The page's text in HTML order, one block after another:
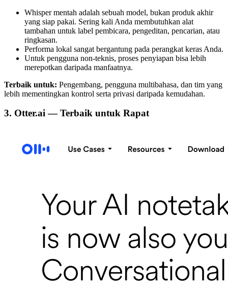
Whisper mentah adalah sebuah model, bukan produk akhir
yang siap pakai. Sering kali Anda membutuhkan alat
tambahan untuk label pembicara, pengeditan, pencarian, atau
ringkasan.
Performa lokal sangat bergantung pada perangkat keras Anda.
Untuk pengguna non-teknis, proses penyiapan bisa lebih
merepotkan daripada manfaatnya.
Terbaik untuk: Pengembang, pengguna multibahasa, dan tim yang
lebih mementingkan kontrol serta privasi daripada kemudahan.
3. Otter.ai — Terbaik untuk Rapat